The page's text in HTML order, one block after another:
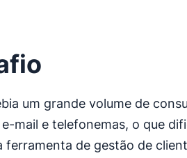
um grande volume de
mail e telefonemas, o que
ferramenta de gestão de